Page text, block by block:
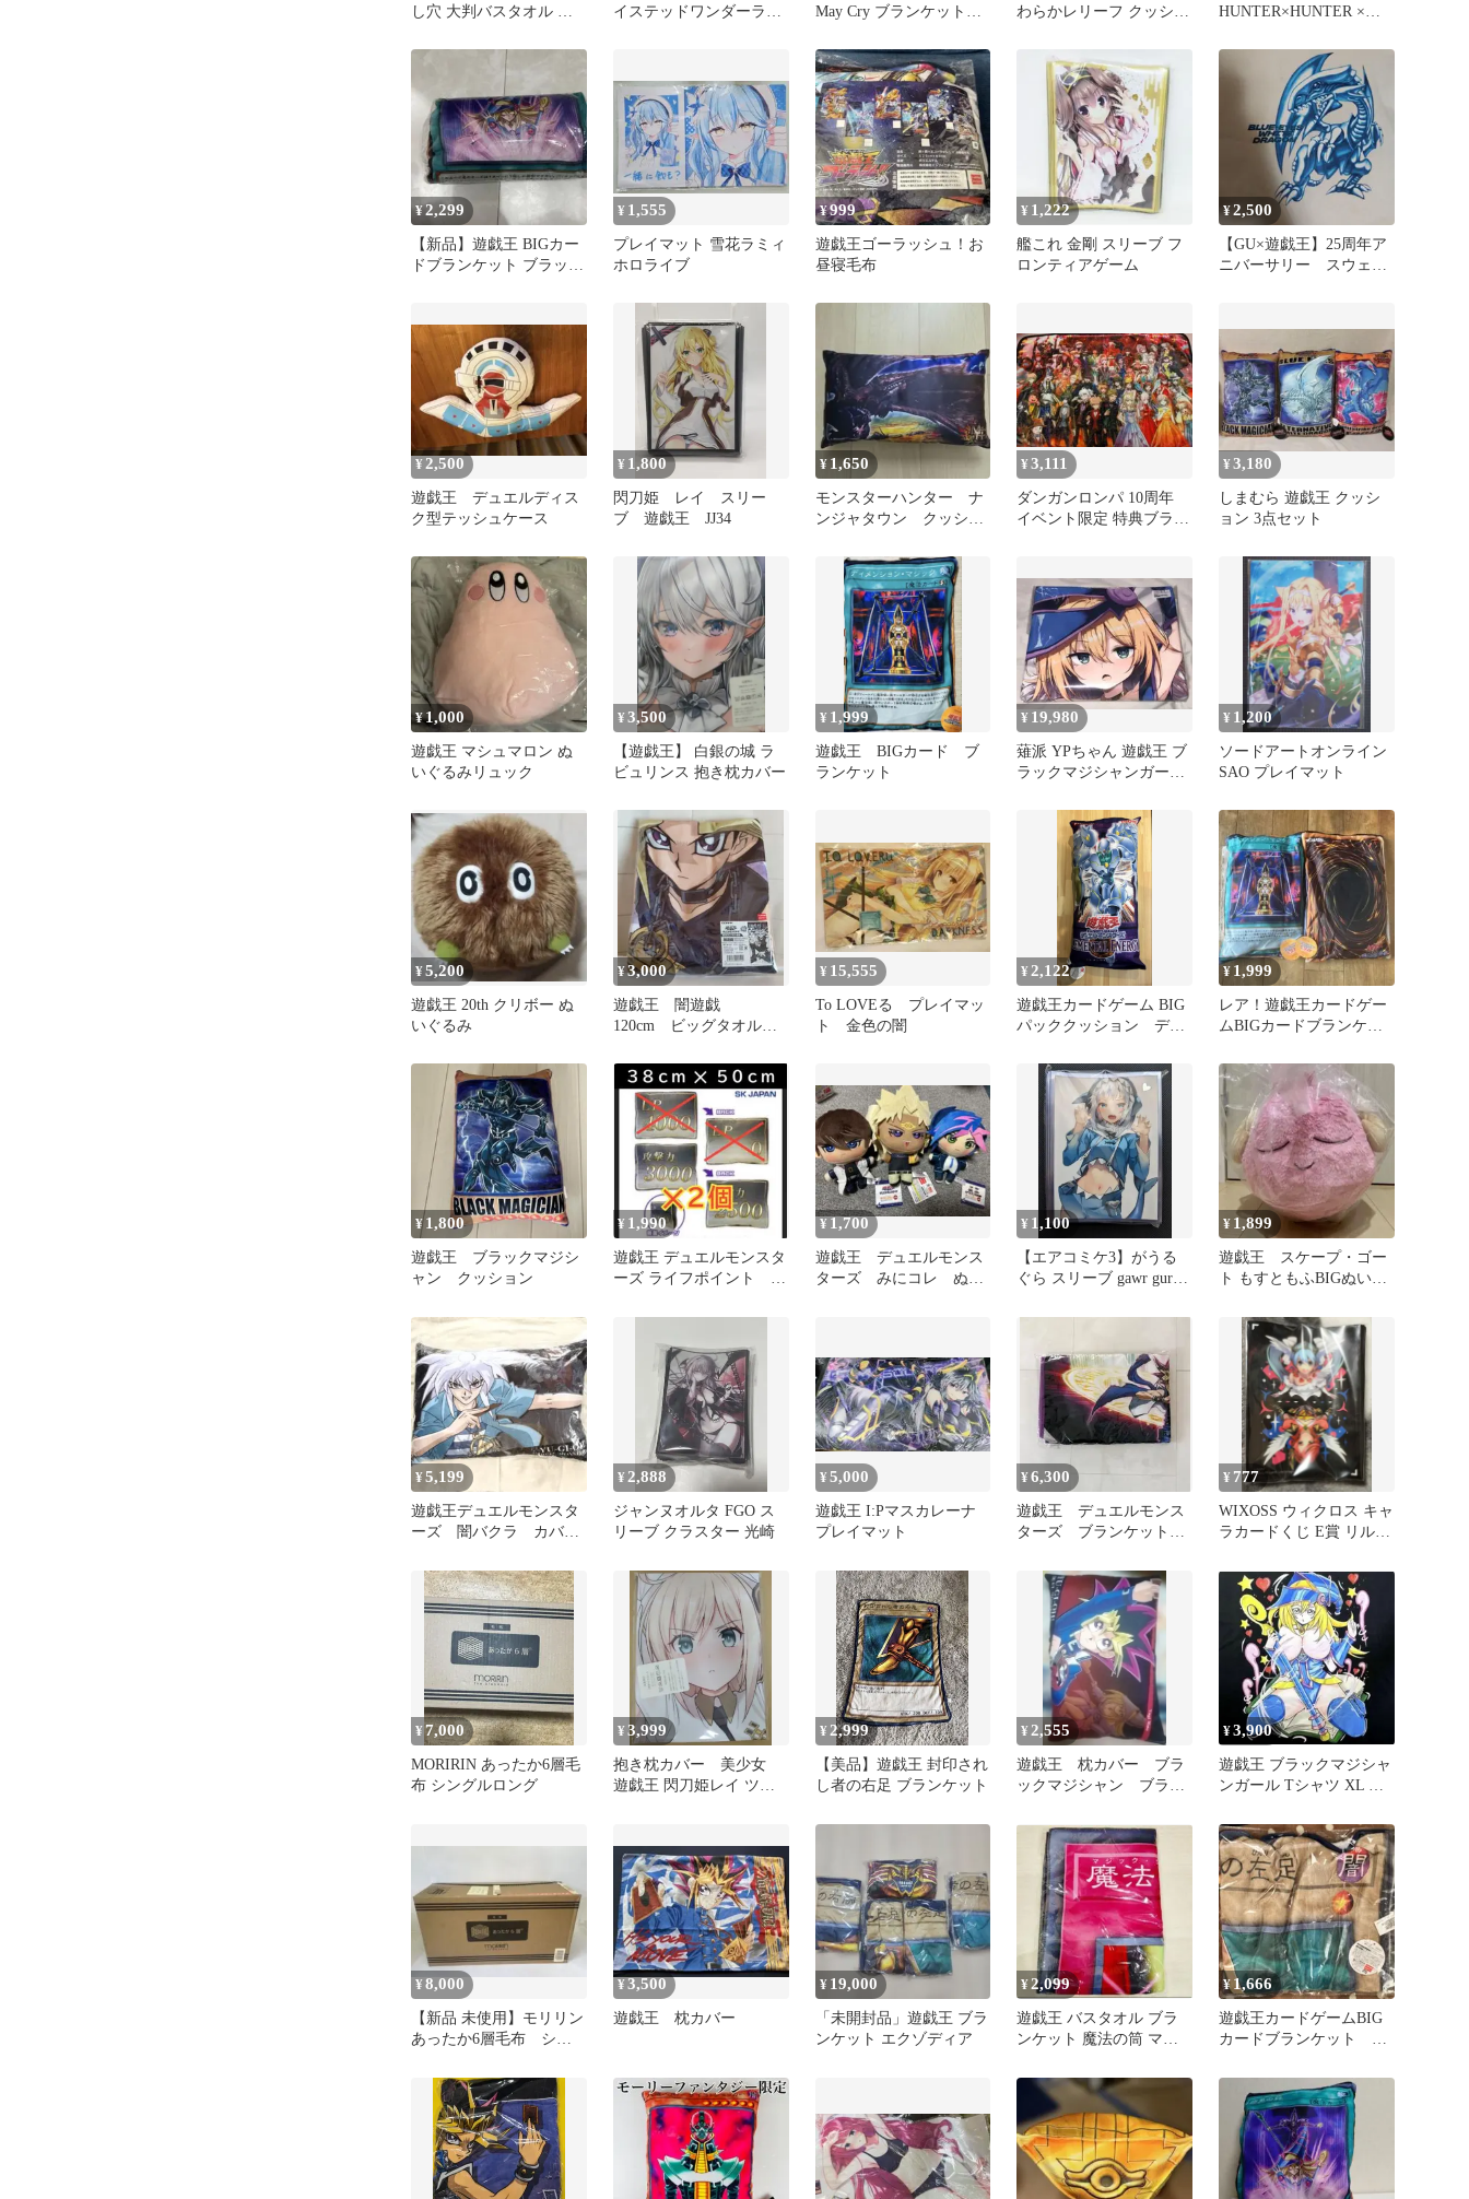
し穴 大判バスタオル 限
イステッドワンダーラン
May Cry ブランケット
わらかレリーフ クッショ
未開封品
HUNTER×HUNTER ×し
¥2,299
【新品】遊戯王 BIGカー
ドブランケット ブラック
¥ 1,555
プレイマット 雪花ラミィ
ホロライブ
¥999
遊戯王ゴーラッシュ！お
昼寝毛布
¥ 1,222
艦これ 金剛 スリーブ フ
ロンティアゲーム
¥2,500
【GU×遊戯王】25周年ア
ニバーサリー スウェッ
¥ 2,500
遊戯王 デュエルディス
ク型テッシュケース
¥ 1,800
閃刀姫 レイ スリー
ブ 遊戯王 JJ34
¥ 1,650
モンスターハンター ナ
ンジャタウン クッショ
¥3,111
ダンガンロンパ 10周年
イベント限定 特典ブラン
¥3,180
しまむら 遊戯王 クッシ
ョン 3点セット
¥1,000
遊戯王 マシュマロン ぬ
いぐるみリュック
¥3,500
【遊戯王】 白銀の城 ラ
ビュリンス 抱き枕カバー
¥ 1,999
遊戯王 BIGカード ブ
ランケット
¥ 19,980
薙派 YPちゃん 遊戯王 ブ
ラックマジシャンガール
¥ 1,200
ソードアートオンライン
SAO プレイマット
¥5,200
遊戯王 20th クリボー ぬ
いぐるみ
¥3,000
遊戯王 闇遊戯
120cm ビッグタオル
¥ 15,555
To LOVEる プレイマッ
ト 金色の闇
¥ 2,122
遊戯王カードゲーム BIG
パッククッション デュ
¥ 1,999
レア！遊戯王カードゲー
ムBIGカードブランケッ
スター 新品
¥ 1,800
遊戯王 ブラックマジシ
ャン クッション
¥ 1,990
遊戯王 デュエルモンスタ
ーズ ライフポイント 攻
セット
¥ 1,700
遊戯王 デュエルモンス
ターズ みにコレ ぬい
¥ 1,100
【エアコミケ3】がうる
ぐら スリーブ gawr gura
¥ 1,899
遊戯王 スケープ・ゴー
ト もすともふBIGぬいぐ
¥5,199
遊戯王デュエルモンスタ
ーズ 闇バクラ カバー
まくら
¥2,888
ジャンヌオルタ FGO ス
リーブ クラスター 光崎
¥5,000
遊戯王 I:Pマスカレーナ
プレイマット
¥6,300
遊戯王 デュエルモンス
ターズ ブランケット
¥ 777
WIXOSS ウィクロス キャ
ラカードくじ E賞 リル＆
¥7,000
MORIRIN あったか6層毛
布 シングルロング
¥3,999
抱き枕カバー 美少女
遊戯王 閃刀姫レイ ツン
¥2,999
【美品】遊戯王 封印され
し者の右足 ブランケット
¥2,555
遊戯王 枕カバー ブラ
ックマジシャン ブラッ
¥3,900
遊戯王 ブラックマジシャ
ンガール Tシャツ XL 黒
¥8,000
【新品 未使用】モリリン
あったか6層毛布 シン
¥3,500
遊戯王 枕カバー
¥ 19,000
「未開封品」遊戯王 ブラ
ンケット エクゾディア
¥2,099
遊戯王 バスタオル ブラ
ンケット 魔法の筒 マジ
品
¥ 1,666
遊戯王カードゲームBIG
カードブランケット 封
ゾディア